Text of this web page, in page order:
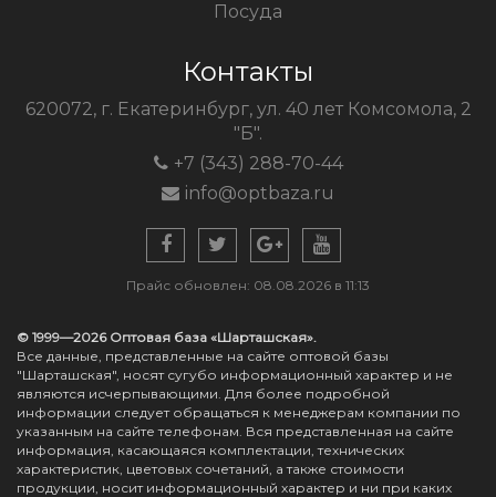
Посуда
Контакты
620072, г. Екатеринбург, ул. 40 лет Комсомола, 2
"Б".
+7 (343) 288-70-44
info@optbaza.ru
Прайс обновлен: 08.08.2026 в 11:13
© 1999—2026 Оптовая база «Шарташская».
Все данные, представленные на сайте оптовой базы
"Шарташская", носят сугубо информационный характер и не
являются исчерпывающими. Для более подробной
информации следует обращаться к менеджерам компании по
указанным на сайте телефонам. Вся представленная на сайте
информация, касающаяся комплектации, технических
характеристик, цветовых сочетаний, а также стоимости
продукции, носит информационный характер и ни при каких